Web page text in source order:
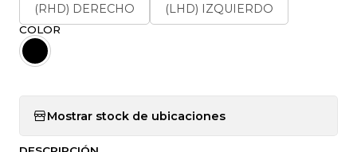
(RHD) DERECHO (LHD) IZQUIERDO
COLOR
Mostrar stock de ubicaciones